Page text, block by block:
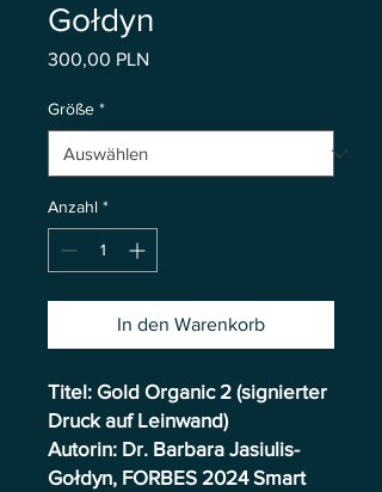
Gołdyn
300,00 PLN
Größe *
Anzahl *
In den Warenkorb
Titel: Gold Organic 2 (signierter
Druck auf Leinwand)
Autorin: Dr. Barbara Jasiulis-
Gołdyn, FORBES 2024 Smart